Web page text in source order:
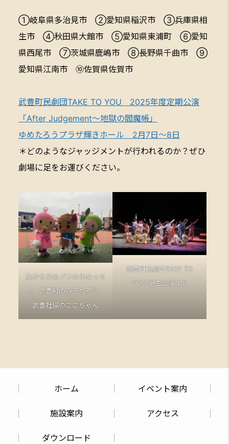
①岐阜県多治見市 ②愛知県稲沢市 ③兵庫県相
生市 ④秋田県大館市 ⑤愛知県東浦町 ⑥愛知
県西尾市 ⑦茨城県鹿嶋市 ⑧長野県千曲市 ⑨
愛知県江南市 ⑩佐賀県佐賀市
武豊町民劇団TAKE TO YOU 2025年度定期公演
「After Judgement～地獄の閻魔帳」
ゆめたろうプラザ輝きホール 2月7日～8日
＊どのようなジャッジメントが行われるのか？ぜひ
劇場に足をお運びください。
左からゆめプラのゆめっち
ぃ、武豊町のみそたろう、
武豊社協のここちゃん
武豊町民劇団TAKE TO
YOU 過去公演より
ホーム イベント案内
施設案内 アクセス
ダウンロード